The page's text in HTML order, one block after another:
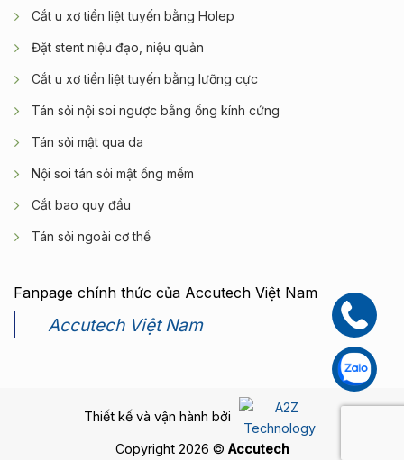
Cắt u xơ tiền liệt tuyến bằng Holep
Đặt stent niệu đạo, niệu quản
Cắt u xơ tiền liệt tuyến bằng lưỡng cực
Tán sỏi nội soi ngược bằng ống kính cứng
Tán sỏi mật qua da
Nội soi tán sỏi mật ống mềm
Cắt bao quy đầu
Tán sỏi ngoài cơ thể
Fanpage chính thức của Accutech Việt Nam
Accutech Việt Nam
Thiết kế và vận hành bởi
Copyright 2026 © Accutech